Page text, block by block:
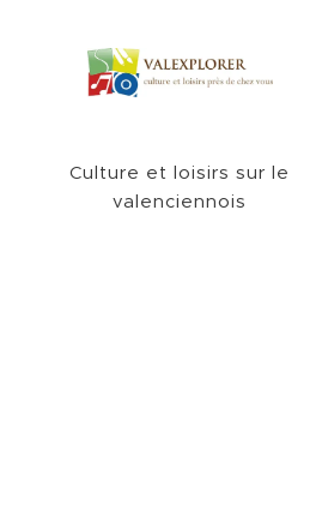
Culture et loisirs sur le
valenciennois